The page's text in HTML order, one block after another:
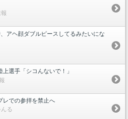
アヘ顔ダブルピースしてるみたいにな
選手「シコんないで！」
レでの参拝を禁止へ
る